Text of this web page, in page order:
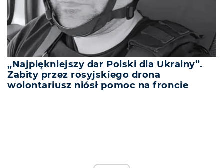
„Najpiękniejszy dar Polski dla Ukrainy”.
Zabity przez rosyjskiego drona
wolontariusz niósł pomoc na froncie